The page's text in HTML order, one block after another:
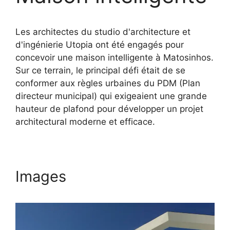
Les architectes du studio d'architecture et
d'ingénierie Utopia ont été engagés pour
concevoir une maison intelligente à Matosinhos.
Sur ce terrain, le principal défi était de se
conformer aux règles urbaines du PDM (Plan
directeur municipal) qui exigeaient une grande
hauteur de plafond pour développer un projet
architectural moderne et efficace.
Images